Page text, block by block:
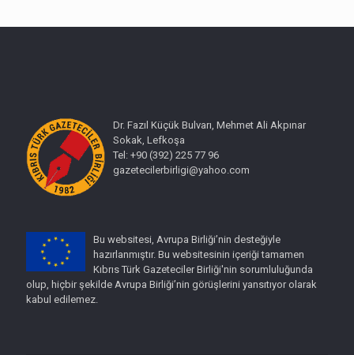
Dr. Fazıl Küçük Bulvarı, Mehmet Ali Akpınar
Sokak, Lefkoşa
Tel: +90 (392) 225 77 96
gazetecilerbirligi@yahoo.com
Bu websitesi, Avrupa Birliği’nin desteğiyle
hazırlanmıştır. Bu websitesinin içeriği tamamen
Kıbrıs Türk Gazeteciler Birliği'nin sorumluluğunda
olup, hiçbir şekilde Avrupa Birliği’nin görüşlerini yansıtıyor olarak
kabul edilemez.